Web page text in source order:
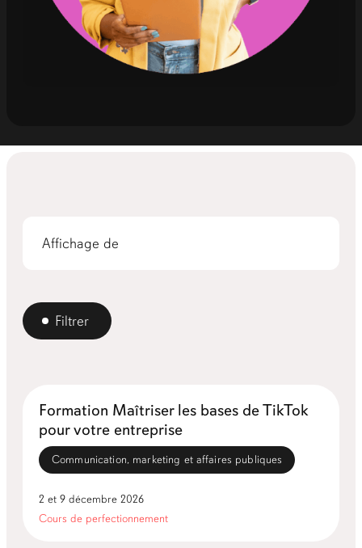
Affichage de
Filtrer
Formation Maîtriser les bases de TikTok
pour votre entreprise
Communication, marketing et affaires publiques
2 et 9 décembre 2026
Cours de perfectionnement